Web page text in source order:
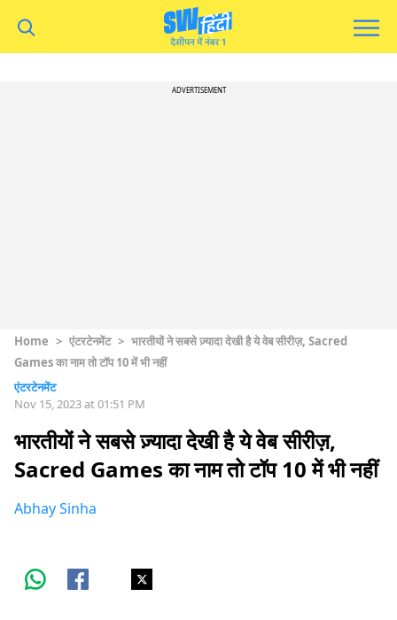
ADVERTISEMENT
Home > एंटरटेनमेंट > भारतीयों ने सबसे ज़्यादा देखी है ये वेब सीरीज़, Sacred
Games का नाम तो टॉप 10 में भी नहीं
एंटरटेनमेंट
Nov 15, 2023 at 01:51 PM
भारतीयों ने सबसे ज़्यादा देखी है ये वेब सीरीज़,
Sacred Games का नाम तो टॉप 10 में भी नहीं
Abhay Sinha